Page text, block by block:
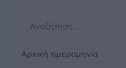
Αρχική ημερομηνία